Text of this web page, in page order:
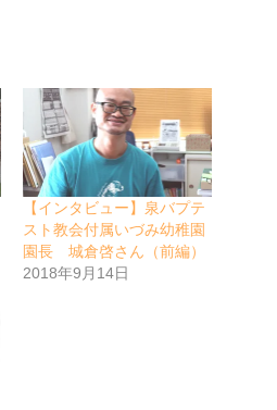
【インタビュー】泉バプテ
スト教会付属いづみ幼稚園
園長 城倉啓さん（前編）
2018年9月14日